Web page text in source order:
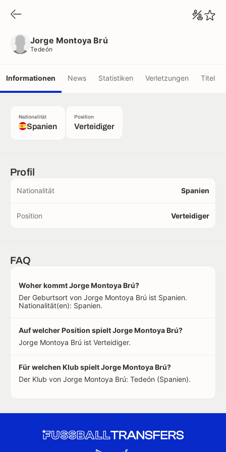
Jorge Montoya Brú
Tedeón
Informationen News Statistiken Verletzungen Titel
Nationalität
Spanien
Position
Verteidiger
Profil
Nationalität Spanien
Position Verteidiger
FAQ
Woher kommt Jorge Montoya Brú?
Der Geburtsort von Jorge Montoya Brú ist Spanien.
Nationalität(en): Spanien.
Auf welcher Position spielt Jorge Montoya Brú?
Jorge Montoya Brú ist Verteidiger.
Für welchen Klub spielt Jorge Montoya Brú?
Der Klub von Jorge Montoya Brú: Tedeón (Spanien).